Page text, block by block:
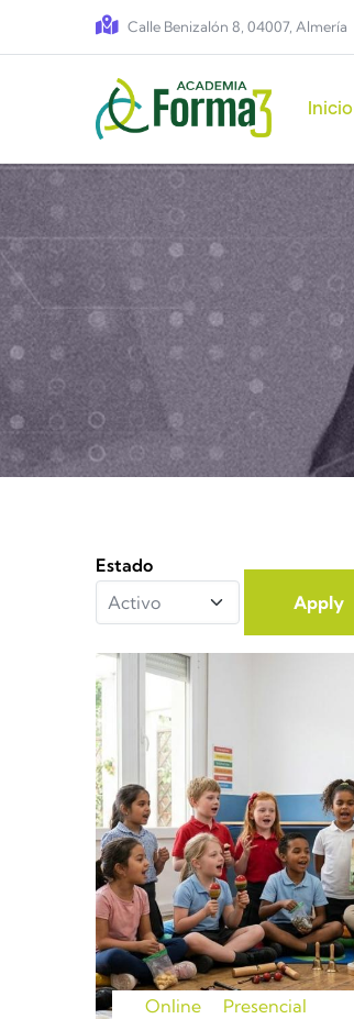
Pasar al contenido principal
Calle Benizalón 8, 04007, Almería
Inicio
Estado
Online Presencial